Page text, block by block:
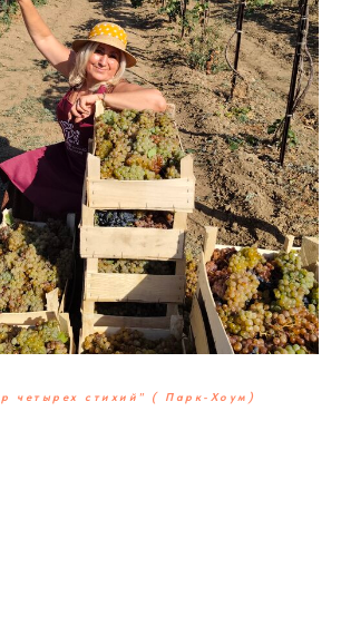
четырех стихий" ( Парк-Хоум)